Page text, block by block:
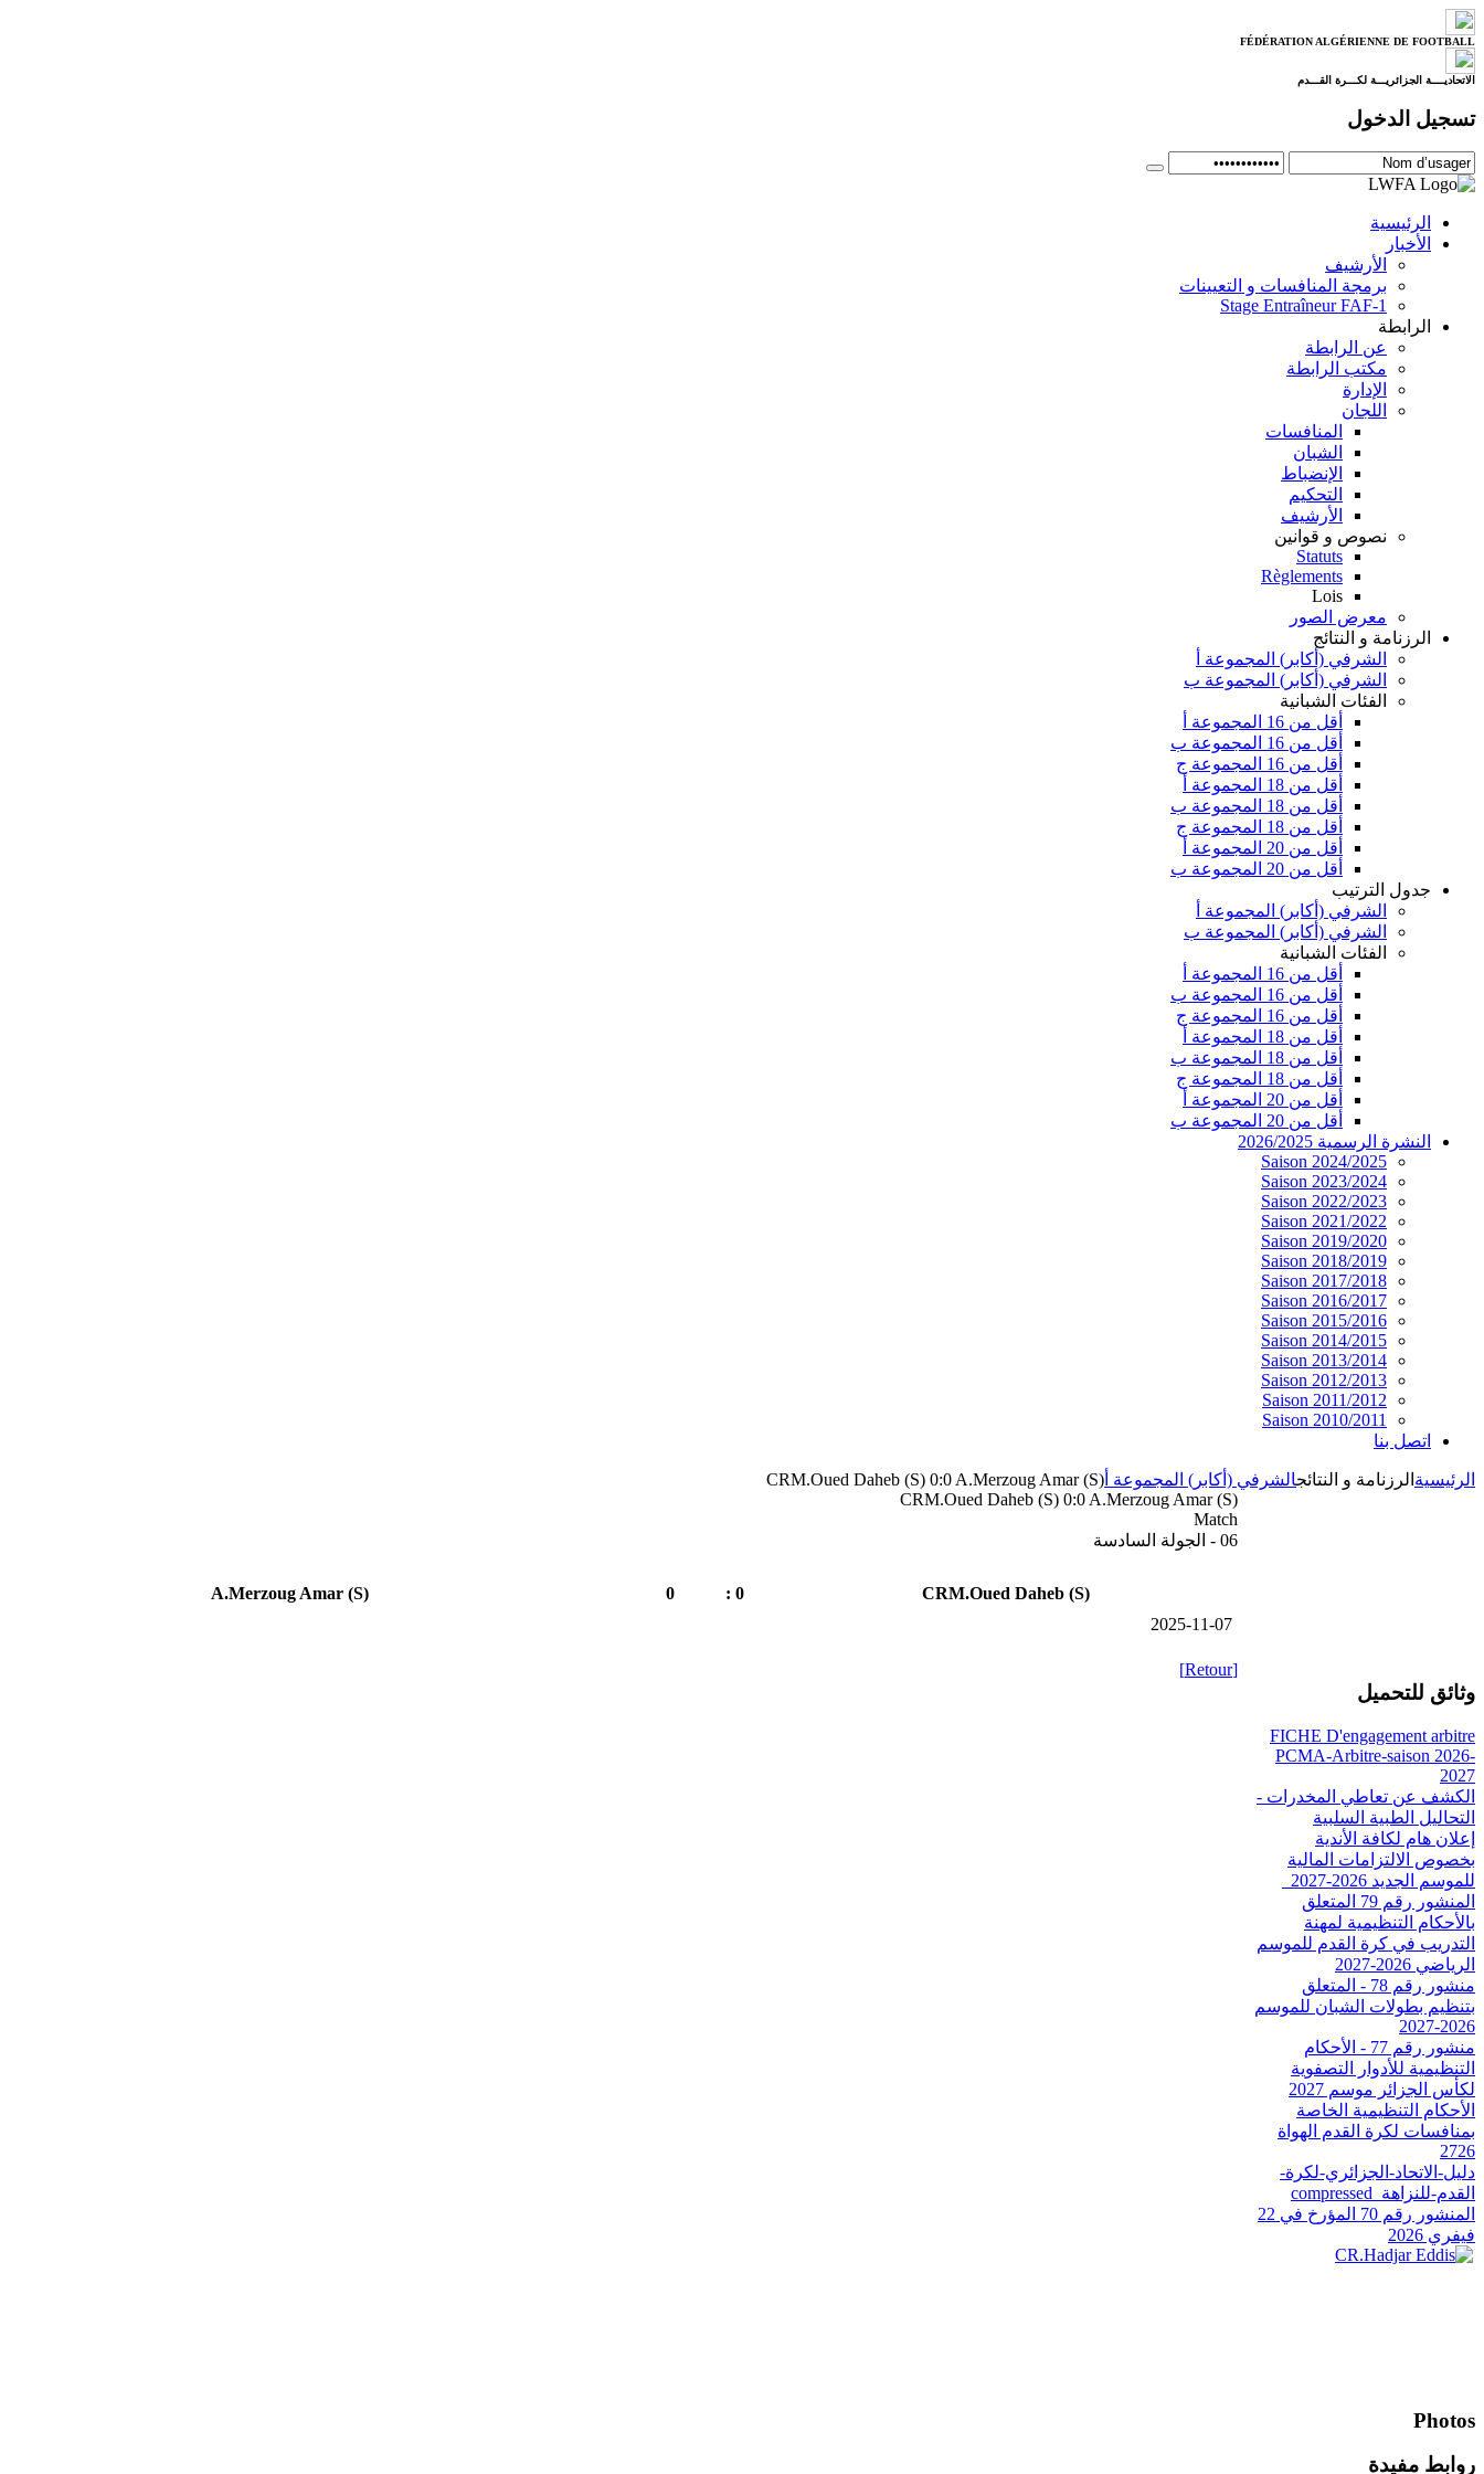
FÉDÉRATION ALGÉRIENNE DE FOOTBALL
الاتحاديــــة الجزائريـــة لكـــرة القـــدم
تسجيل الدخول
الرئيسية
الأخبار
الأرشيف
برمجة المنافسات و التعيينات
Stage Entraîneur FAF-1
الرابطة
عن الرابطة
مكتب الرابطة
الإدارة
اللجان
المنافسات
الشبان
الإنضباط
التحكيم
الأرشيف
نصوص و قوانين
Statuts
Règlements
Lois
معرض الصور
الرزنامة و النتائج
الشرفي (أكابر) المجموعة أ
الشرفي (أكابر) المجموعة ب
الفئات الشبانية
أقل من 16 المجموعة أ
أقل من 16 المجموعة ب
أقل من 16 المجموعة ج
أقل من 18 المجموعة أ
أقل من 18 المجموعة ب
أقل من 18 المجموعة ج
أقل من 20 المجموعة أ
أقل من 20 المجموعة ب
جدول الترتيب
الشرفي (أكابر) المجموعة أ
الشرفي (أكابر) المجموعة ب
الفئات الشبانية
أقل من 16 المجموعة أ
أقل من 16 المجموعة ب
أقل من 16 المجموعة ج
أقل من 18 المجموعة أ
أقل من 18 المجموعة ب
أقل من 18 المجموعة ج
أقل من 20 المجموعة أ
أقل من 20 المجموعة ب
النشرة الرسمية 2026/2025
Saison 2024/2025
Saison 2023/2024
Saison 2022/2023
Saison 2021/2022
Saison 2019/2020
Saison 2018/2019
Saison 2017/2018
Saison 2016/2017
Saison 2015/2016
Saison 2014/2015
Saison 2013/2014
Saison 2012/2013
Saison 2011/2012
Saison 2010/2011
اتصل بنا
الرئيسية الرزنامة و النتائجالشرفي (أكابر) المجموعة أ CRM.Oued Daheb (S) 0:0 A.Merzoug Amar (S)
CRM.Oued Daheb (S) 0:0 A.Merzoug Amar (S)
Match
06 - الجولة السادسة
CRM.Oued Daheb (S)
0 :
0
A.Merzoug Amar (S)
2025-11-07
[Retour]
وثائق للتحميل
FICHE D'engagement arbitre
PCMA-Arbitre-saison 2026-
2027
الكشف عن تعاطي المخدرات -
التحاليل الطبية السلبية
إعلان هام لكافة الأندية
بخصوص الالتزامات المالية
للموسم الجديد 2026-2027_
المنشور رقم 79 المتعلق
بالأحكام التنظيمية لمهنة
التدريب في كرة القدم للموسم
الرياضي 2026-2027
منشور رقم 78 - المتعلق
بتنظيم بطولات الشبان للموسم
2026-2027
منشور رقم 77 - الأحكام
التنظيمية للأدوار التصفوية
لكأس الجزائر موسم 2027
الأحكام التنظيمية الخاصة
بمنافسات لكرة القدم الهواة
2726
دليل-الاتحاد-الجزائري-لكرة-
القدم-للنزاهة_compressed
المنشور رقم 70 المؤرخ في 22
فيفري 2026
Photos
روابط مفيدة